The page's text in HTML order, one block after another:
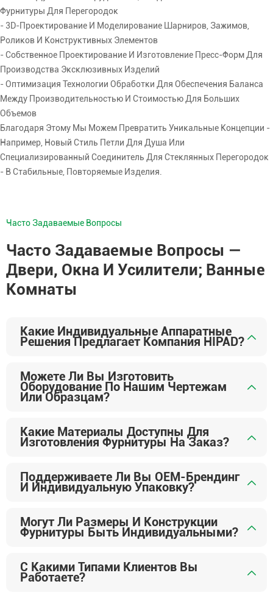
Фурнитуры Для Перегородок
- 3D-Проектирование И Моделирование Шарниров, Зажимов,
Роликов И Конструктивных Элементов
- Собственное Проектирование И Изготовление Пресс-Форм Для
Производства Эксклюзивных Изделий
- Оптимизация Технологии Обработки Для Обеспечения Баланса
Между Производительностью И Стоимостью Для Больших
Объемов
Благодаря Этому Мы Можем Превратить Уникальные Концепции -
Например, Новый Стиль Петли Для Душа Или
Специализированный Соединитель Для Стеклянных Перегородок
- В Стабильные, Повторяемые Изделия.
Часто Задаваемые Вопросы
Часто Задаваемые Вопросы —
Двери, Окна И Усилители; Ванные
Комнаты
Какие Индивидуальные Аппаратные
Решения Предлагает Компания HIPAD?
Можете Ли Вы Изготовить
Оборудование По Нашим Чертежам
Или Образцам?
Какие Материалы Доступны Для
Изготовления Фурнитуры На Заказ?
Поддерживаете Ли Вы OEM-Брендинг
И Индивидуальную Упаковку?
Могут Ли Размеры И Конструкции
Фурнитуры Быть Индивидуальными?
С Какими Типами Клиентов Вы
Работаете?